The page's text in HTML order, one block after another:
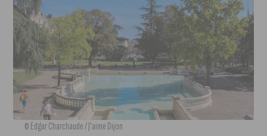
© Edgar Charchaude / J'aime Dijon